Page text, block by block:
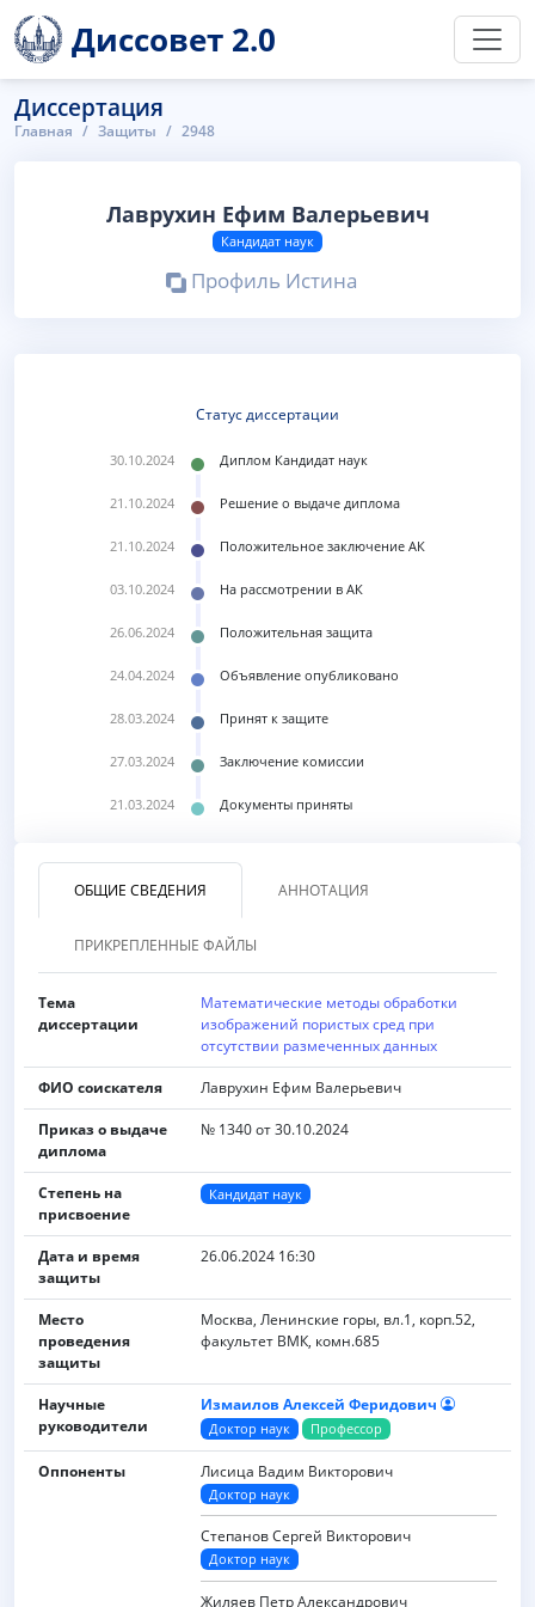
Диссовет 2.0
Диссертация
Главная Защиты 2948
Лаврухин Ефим Валерьевич
Кандидат наук
Профиль Истина
Статус диссертации
30.10.2024 Диплом Кандидат наук
21.10.2024 Решение о выдаче диплома
21.10.2024 Положительное заключение АК
03.10.2024 На рассмотрении в АК
26.06.2024 Положительная защита
24.04.2024 Объявление опубликовано
28.03.2024 Принят к защите
27.03.2024 Заключение комиссии
21.03.2024 Документы приняты
ОБЩИЕ СВЕДЕНИЯ АННОТАЦИЯ
ПРИКРЕПЛЕННЫЕ ФАЙЛЫ
Тема
диссертации
Математические методы обработки
изображений пористых сред при
отсутствии размеченных данных
ФИО соискателя Лаврухин Ефим Валерьевич
Приказ о выдаче
диплома
№ 1340 от 30.10.2024
Степень на
присвоение
Кандидат наук
Дата и время
защиты
26.06.2024 16:30
Место
проведения
защиты
Москва, Ленинские горы, вл.1, корп.52,
факультет ВМК, комн.685
Научные
руководители
Измаилов Алексей Феридович
Доктор наук Профессор
Оппоненты Лисица Вадим Викторович
Доктор наук
Степанов Сергей Викторович
Доктор наук
Жиляев Петр Александрович